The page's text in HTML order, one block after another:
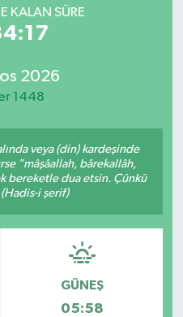
KALAN SÜRE
2026
1448
veya (din) kardeşinde
"mâşâallah, bârekallâh,
bereketle dua etsin. Çünkü
(Hadis-i şerif)
GÜNEŞ
05:58